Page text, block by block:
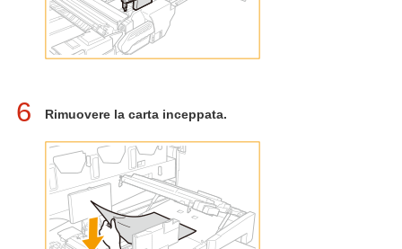
6 Rimuovere la carta inceppata.